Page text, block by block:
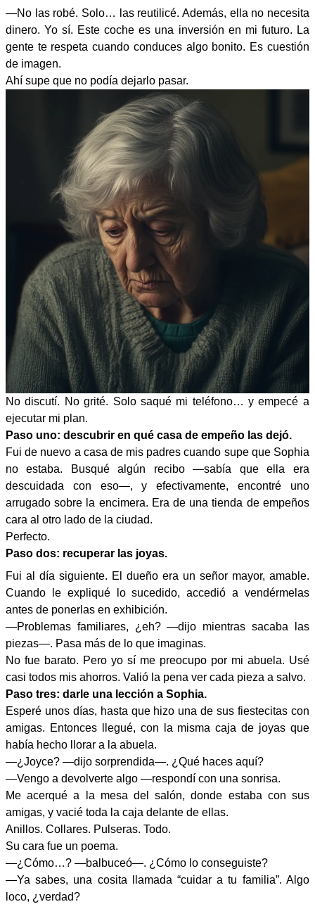
—No las robé. Solo… las reutilicé. Además, ella no necesita
dinero. Yo sí. Este coche es una inversión en mi futuro. La
gente te respeta cuando conduces algo bonito. Es cuestión
de imagen.
Ahí supe que no podía dejarlo pasar.
No discutí. No grité. Solo saqué mi teléfono… y empecé a
ejecutar mi plan.
Paso uno: descubrir en qué casa de empeño las dejó.
Fui de nuevo a casa de mis padres cuando supe que Sophia
no estaba. Busqué algún recibo —sabía que ella era
descuidada con eso—, y efectivamente, encontré uno
arrugado sobre la encimera. Era de una tienda de empeños
cara al otro lado de la ciudad.
Perfecto.
Paso dos: recuperar las joyas.
Fui al día siguiente. El dueño era un señor mayor, amable.
Cuando le expliqué lo sucedido, accedió a vendérmelas
antes de ponerlas en exhibición.
—Problemas familiares, ¿eh? —dijo mientras sacaba las
piezas—. Pasa más de lo que imaginas.
No fue barato. Pero yo sí me preocupo por mi abuela. Usé
casi todos mis ahorros. Valió la pena ver cada pieza a salvo.
Paso tres: darle una lección a Sophia.
Esperé unos días, hasta que hizo una de sus fiestecitas con
amigas. Entonces llegué, con la misma caja de joyas que
había hecho llorar a la abuela.
—¿Joyce? —dijo sorprendida—. ¿Qué haces aquí?
—Vengo a devolverte algo —respondí con una sonrisa.
Me acerqué a la mesa del salón, donde estaba con sus
amigas, y vacié toda la caja delante de ellas.
Anillos. Collares. Pulseras. Todo.
Su cara fue un poema.
—¿Cómo…? —balbuceó—. ¿Cómo lo conseguiste?
—Ya sabes, una cosita llamada “cuidar a tu familia”. Algo
loco, ¿verdad?